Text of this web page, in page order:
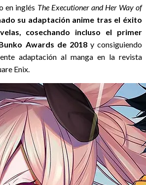
en inglés The Executioner and Her Way of
su adaptación anime tras el éxito
cosechando incluso el primer
Awards de 2018y consiguiendo
adaptación al manga en la revista
Enix.